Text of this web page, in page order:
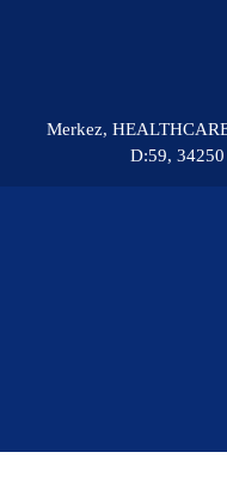
Merkez,
D:59,